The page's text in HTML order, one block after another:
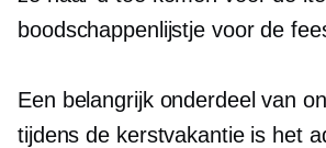
boodschappenlijstje voor de
Een belangrijk onderdeel van
tijdens de kerstvakantie is het